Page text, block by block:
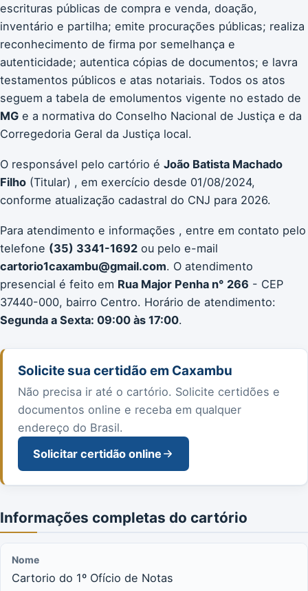
escrituras públicas de compra e venda, doação,
inventário e partilha; emite procurações públicas; realiza
reconhecimento de firma por semelhança e
autenticidade; autentica cópias de documentos; e lavra
testamentos públicos e atas notariais. Todos os atos
seguem a tabela de emolumentos vigente no estado de
MG e a normativa do Conselho Nacional de Justiça e da
Corregedoria Geral da Justiça local.
O responsável pelo cartório é João Batista Machado
Filho (Titular) , em exercício desde 01/08/2024,
conforme atualização cadastral do CNJ para 2026.
Para atendimento e informações , entre em contato pelo
telefone (35) 3341-1692 ou pelo e-mail
cartorio1caxambu@gmail.com. O atendimento
presencial é feito em Rua Major Penha n° 266 - CEP
37440-000, bairro Centro. Horário de atendimento:
Segunda a Sexta: 09:00 às 17:00.
Solicite sua certidão em Caxambu
Não precisa ir até o cartório. Solicite certidões e
documentos online e receba em qualquer
endereço do Brasil.
Solicitar certidão online
Informações completas do cartório
Nome
Cartorio do 1º Ofício de Notas